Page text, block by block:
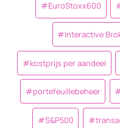
#EuroStoxx600
#Interactive
#kostprijs per aandeel
#portefeuillebeheer
#S&P500 #